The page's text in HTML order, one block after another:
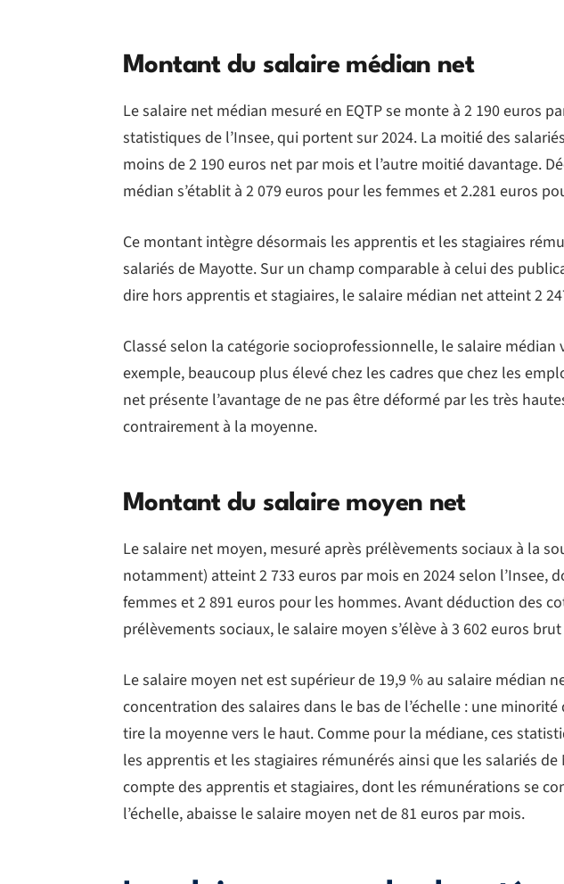
Montant du salaire médian net
Le salaire net médian mesuré en EQTP se monte à 2 190 euros
statistiques de l’Insee, qui portent sur 2024. La moitié des
moins de 2 190 euros net par mois et l’autre moitié davantage.
médian s’établit à 2 079 euros pour les femmes et 2.281 euros
Ce montant intègre désormais les apprentis et les stagiaires
salariés de Mayotte. Sur un champ comparable à celui des
dire hors apprentis et stagiaires, le salaire médian net atteint 2
Classé selon la catégorie socioprofessionnelle, le salaire
exemple, beaucoup plus élevé chez les cadres que chez les
net présente l’avantage de ne pas être déformé par les très
contrairement à la moyenne.
Montant du salaire moyen net
Le salaire net moyen, mesuré après prélèvements sociaux à la
notamment) atteint 2 733 euros par mois en 2024 selon l’Insee,
femmes et 2 891 euros pour les hommes. Avant déduction des
prélèvements sociaux, le salaire moyen s’élève à 3 602 euros
Le salaire moyen net est supérieur de 19,9 % au salaire médian
concentration des salaires dans le bas de l’échelle : une
tire la moyenne vers le haut. Comme pour la médiane, ces
les apprentis et les stagiaires rémunérés ainsi que les salariés de
compte des apprentis et stagiaires, dont les rémunérations se
l’échelle, abaisse le salaire moyen net de 81 euros par mois.